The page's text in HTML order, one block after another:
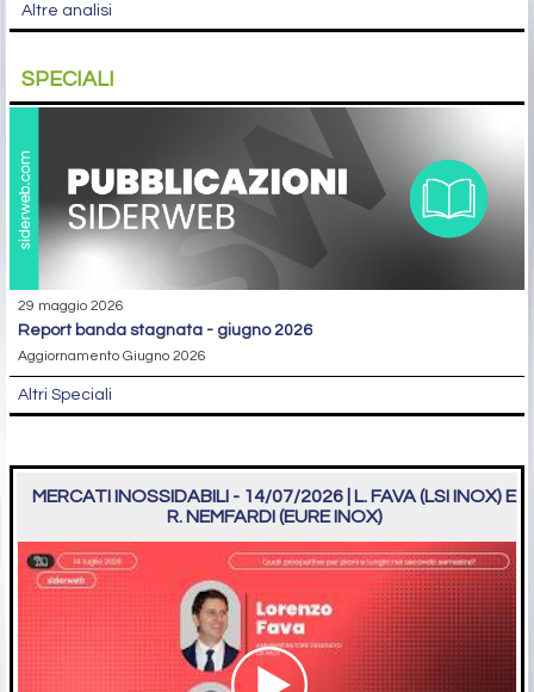
Altre analisi
SPECIALI
29 maggio 2026
report banda stagnata - giugno 2026
Aggiornamento Giugno 2026
Altri Speciali
MERCATI INOSSIDABILI - 14/07/2026 | L. FAVA (LSI INOX) E
R. NEMFARDI (EURE INOX)